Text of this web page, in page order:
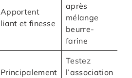
Apportent
liant et finesse
après
mélange
beurre-
farine
Principalement
Testez
l’association